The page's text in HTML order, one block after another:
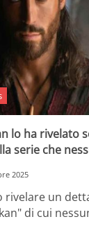
lo ha rivelato
serie che
2025
rivelare un
di cui